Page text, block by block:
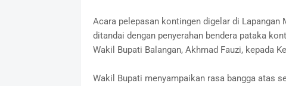
Acara pelepasan kontingen digelar di Lapangan
ditandai dengan penyerahan bendera pataka
Wakil Bupati Balangan, Akhmad Fauzi, kepada
Wakil Bupati menyampaikan rasa bangga atas